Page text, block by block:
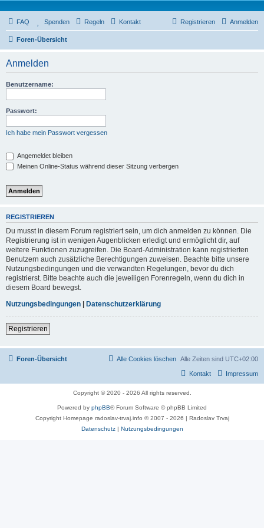
FAQ Spenden Regeln Kontakt Anmelden
Registrieren
Foren-Übersicht
Anmelden
Benutzername:
Passwort:
Ich habe mein Passwort vergessen
Angemeldet bleiben
Meinen Online-Status während dieser Sitzung verbergen
REGISTRIEREN
Du musst in diesem Forum registriert sein, um dich anmelden zu können. Die
Registrierung ist in wenigen Augenblicken erledigt und ermöglicht dir, auf
weitere Funktionen zuzugreifen. Die Board-Administration kann registrierten
Benutzern auch zusätzliche Berechtigungen zuweisen. Beachte bitte unsere
Nutzungsbedingungen und die verwandten Regelungen, bevor du dich
registrierst. Bitte beachte auch die jeweiligen Forenregeln, wenn du dich in
diesem Board bewegst.
Nutzungsbedingungen | Datenschutzerklärung
Registrieren
Foren-Übersicht Alle Zeiten sind UTC+02:00
Alle Cookies löschen
Impressum
Kontakt
Copyright © 2020 - 2026 All rights reserved.
Powered by phpBB® Forum Software © phpBB Limited
Copyright Homepage radoslav-trvaj.info © 2007 - 2026 | Radoslav Trvaj
Datenschutz| Nutzungsbedingungen